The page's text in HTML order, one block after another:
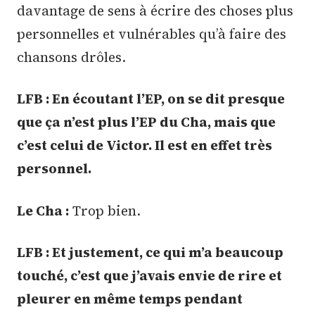
davantage de sens à écrire des choses plus
personnelles et vulnérables qu’à faire des
chansons drôles.
LFB : En écoutant l’EP, on se dit presque
que ça n’est plus l’EP du Cha, mais que
c’est celui de Victor. Il est en effet très
personnel.
Le Cha :Trop bien.
LFB : Et justement, ce qui m’a beaucoup
touché, c’est que j’avais envie de rire et
pleurer en même temps pendant